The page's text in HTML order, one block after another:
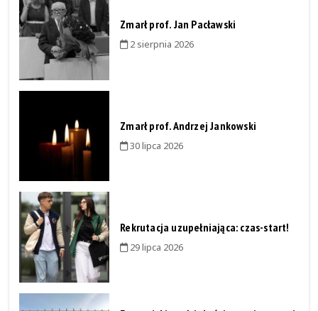
Zmarł prof. Jan Pacławski
2 sierpnia 2026
Zmarł prof. Andrzej Jankowski
30 lipca 2026
Rekrutacja uzupełniająca: czas-start!
29 lipca 2026